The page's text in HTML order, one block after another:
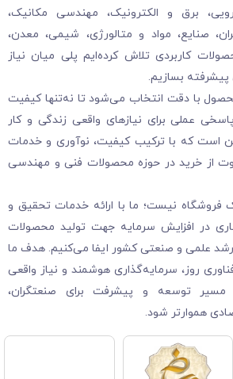
برق و الکترونیک، مهندسی مکانیک،
صنایع، مواد و متالورژی، شیمی، معدن،
کاربردی تلاش کرده‌ایم پلی میان نیاز
پیشرفته بسازیم.
با دقت انتخاب می‌شود تا نه‌تنها کیفیت
عملی برای نیازهای واقعی زندگی و کار
است که با ترکیب کیفیت، نوآوری و خدمات
از خرید در حوزه محصولات فنی و مهندسی
فروشگاه نیست؛ ما با ارائه خدمات تحقیق و
در افزایش سرمایه جهت تولید محصولات
رشد علمی و صنعتی کشور ایفا می‌کنیم. هدف ما
روز، سرمایه‌گذاری هوشمند و نیاز واقعی
مسیر توسعه و پیشرفت برای صنعتگران،
هموارتر شود.